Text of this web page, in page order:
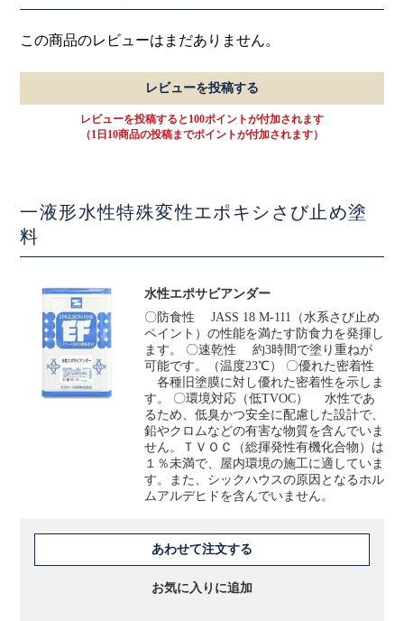
この商品のレビューはまだありません。
レビューを投稿する
レビューを投稿すると100ポイントが付加されます
（1日10商品の投稿までポイントが付加されます）
一液形水性特殊変性エポキシさび止め塗
料
水性エポサビアンダー
〇防食性 JASS 18 M-111（水系さび止め
ペイント）の性能を満たす防食力を発揮し
ます。 〇速乾性 約3時間で塗り重ねが
可能です。（温度23℃） 〇優れた密着性
各種旧塗膜に対し優れた密着性を示しま
す。 〇環境対応（低TVOC） 水性であ
るため、低臭かつ安全に配慮した設計で、
鉛やクロムなどの有害な物質を含んでいま
せん。ＴＶＯＣ（総揮発性有機化合物）は
１％未満で、屋内環境の施工に適していま
す。また、シックハウスの原因となるホル
ムアルデヒドを含んでいません。
あわせて注文する
お気に入りに追加